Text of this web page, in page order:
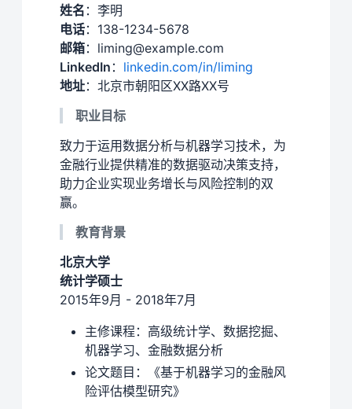
姓名 ：李明
电话：138-1234-5678
邮箱：liming@example.com
LinkedIn ： linkedin.com/in/liming
地址：北京市朝阳区XX路XX号
职业目标
致力于运用数据分析与机器学习技术，为
金融行业提供精准的数据驱动决策支持，
助力企业实现业务增长与风险控制的双
赢。
教育背景
北京大学
统计学硕士
2015年9月 - 2018年7月
主修课程：高级统计学、数据挖掘、
机器学习、金融数据分析
论文题目：《基于机器学习的金融风
险评估模型研究》